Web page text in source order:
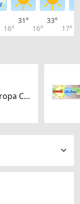
16°
31°
16°
33°
17°
Svizzera, Francese, Europa Centrale, Stagionale